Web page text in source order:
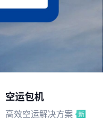
空运包机
高效空运解决方案